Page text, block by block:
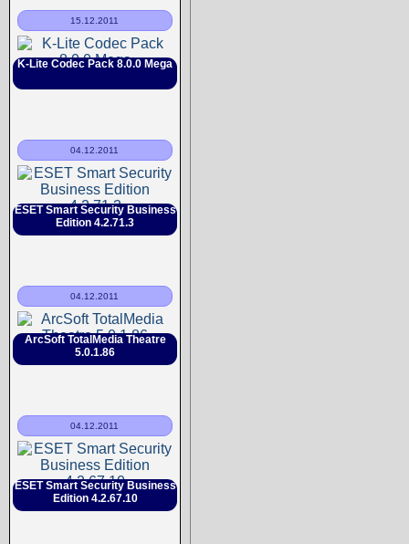
15.12.2011
K-Lite Codec Pack 8.0.0 Mega
04.12.2011
ESET Smart Security Business
Edition 4.2.71.3
04.12.2011
ArcSoft TotalMedia Theatre
5.0.1.86
04.12.2011
ESET Smart Security Business
Edition 4.2.67.10